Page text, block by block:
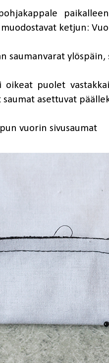
ketjun:
saumanvarat
oikeat puolet
asettuvat
vuorin sivusaumat